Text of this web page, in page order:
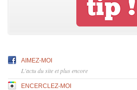
AIMEZ-MOI
L'actu du site et plus encore
ENCERCLEZ-MOI